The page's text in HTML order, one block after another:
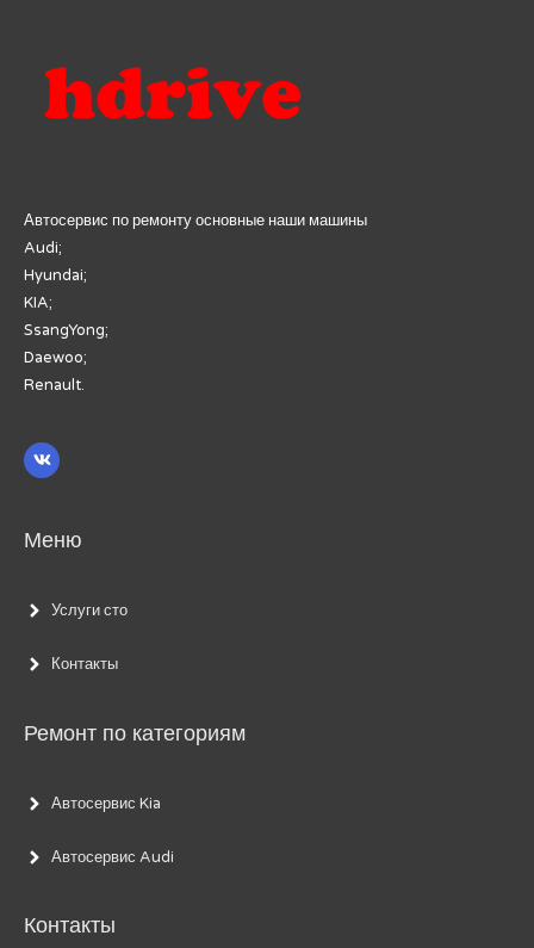
Автосервис по ремонту основные наши машины
Audi;
Hyundai;
KIA;
SsangYong;
Daewoo;
Renault.
Меню
Услуги сто
Контакты
Ремонт по категориям
Автосервис Kia
Автосервис Audi
Контакты